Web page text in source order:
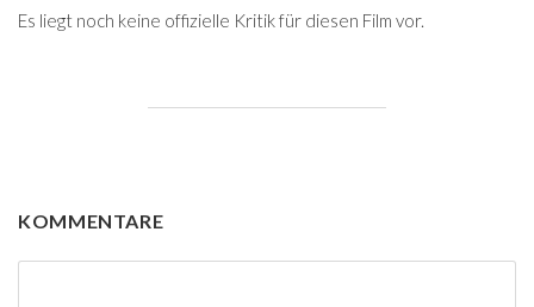
Es liegt noch keine offizielle Kritik für diesen Film vor.
KOMMENTARE